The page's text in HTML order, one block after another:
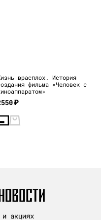
врасплох. История
фильма «Человек с
₽
и акциях